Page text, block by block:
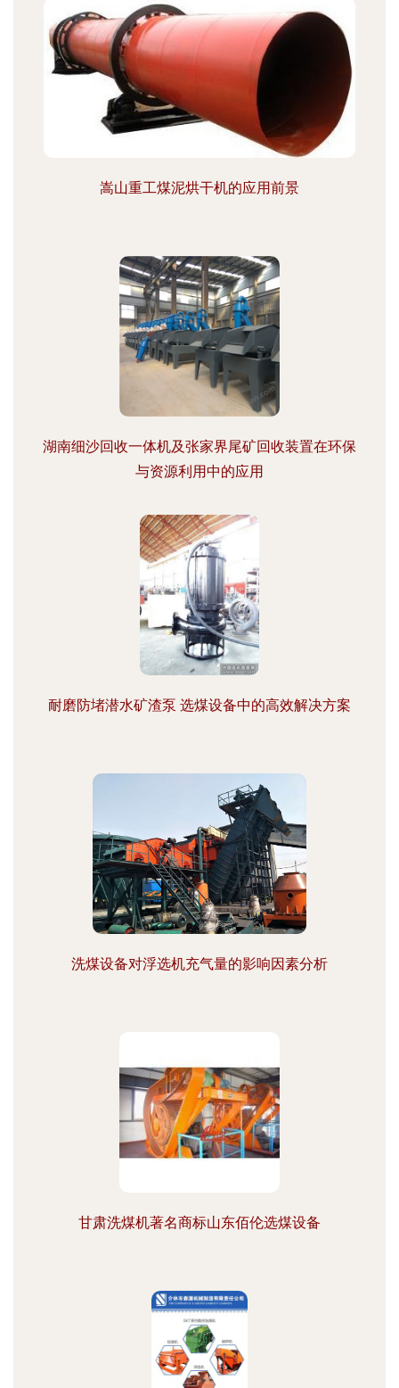
嵩山重工煤泥烘干机的应用前景
湖南细沙回收一体机及张家界尾矿回收装置在环保
与资源利用中的应用
耐磨防堵潜水矿渣泵 选煤设备中的高效解决方案
洗煤设备对浮选机充气量的影响因素分析
甘肃洗煤机著名商标山东佰伦选煤设备